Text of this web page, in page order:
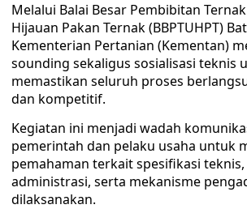
Melalui Balai Besar Pembibitan
Hijauan Pakan Ternak (BBPTUHPT)
Kementerian Pertanian (Kementan)
sounding sekaligus sosialisasi teknis
memastikan seluruh proses
dan kompetitif.
Kegiatan ini menjadi wadah
pemerintah dan pelaku usaha untuk
pemahaman terkait spesifikasi
administrasi, serta mekanisme
dilaksanakan.